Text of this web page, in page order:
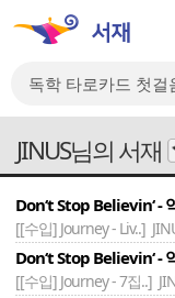
JINUS님의 서재
Don‘t Stop Believin‘ -
[[수입] Journey - Liv..]
Don‘t Stop Believin‘ -
[[수입] Journey - 7집..]